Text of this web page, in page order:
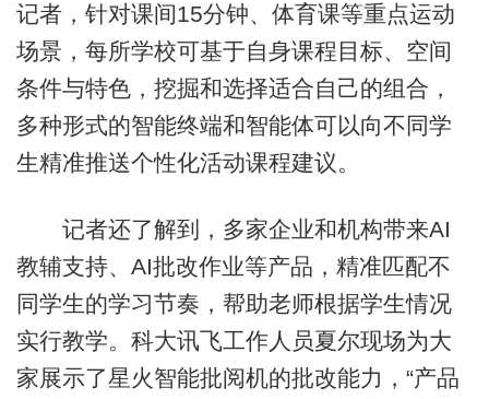
记者，针对课间15分钟、体育课等重点运动
场景，每所学校可基于自身课程目标、空间
条件与特色，挖掘和选择适合自己的组合，
多种形式的智能终端和智能体可以向不同学
生精准推送个性化活动课程建议。
记者还了解到，多家企业和机构带来AI
教辅支持、AI批改作业等产品，精准匹配不
同学生的学习节奏，帮助老师根据学生情况
实行教学。科大讯飞工作人员夏尔现场为大
家展示了星火智能批阅机的批改能力，“产品